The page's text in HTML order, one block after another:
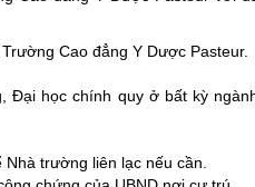
Cao đẳng Y Dược Pasteur.
học chính quy ở bất kỳ
trường liên lạc nếu cần.